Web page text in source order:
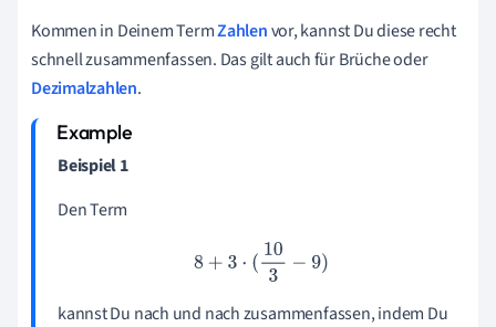
Kommen in Deinem TermZahlenvor, kannst Du diese recht
schnell zusammenfassen. Das gilt auch für Brüche oder
Dezimalzahlen.
Beispiel 1
Den Term
8 +3⋅ (103− 9)
kannst Du nach und nach zusammenfassen, indem Du